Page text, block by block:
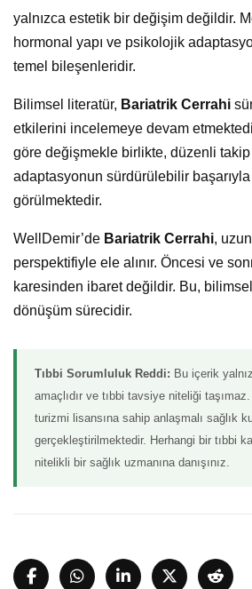
yalnızca estetik bir değişim değildir.
hormonal yapı ve psikolojik
temel bileşenleridir.
Bilimsel literatür, Bariatrik Cerrahi
etkilerini incelemeye devam
göre değişmekle birlikte, düzenli
adaptasyonun sürdürülebilir
görülmektedir.
WellDemir’de Bariatrik Cerrahi,
perspektifiyle ele alınır. Öncesi ve
karesinden ibaret değildir. Bu,
dönüşüm sürecidir.
Tıbbi Sorumluluk Reddi: Bu içerik
amaçlıdır ve tıbbi tavsiye niteliği
turizmi lisansına sahip anlaşmalı sağlık
gerçekleştirilmektedir. Herhangi bir tıbbi
nitelikli bir sağlık uzmanına danışınız.